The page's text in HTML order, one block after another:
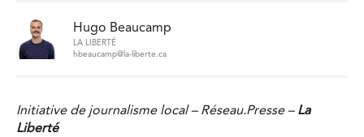
Hugo Beaucamp
LA LIBERTÉ
hbeaucamp@la-liberte.ca
Initiative de journalisme local – Réseau.Presse – La
Liberté